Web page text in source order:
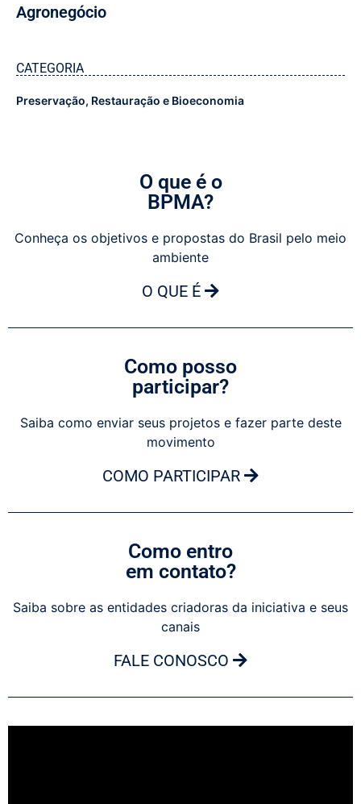
Agronegócio
CATEGORIA
Preservação, Restauração e Bioeconomia
O que é o
BPMA?
Conheça os objetivos e propostas do Brasil pelo meio
ambiente
O QUE É
Como posso
participar?
Saiba como enviar seus projetos e fazer parte deste
movimento
COMO PARTICIPAR
Como entro
em contato?
Saiba sobre as entidades criadoras da iniciativa e seus
canais
FALE CONOSCO